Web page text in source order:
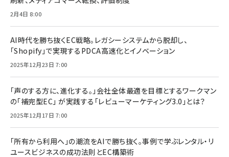
2月4日 8:00
AI時代を勝ち抜くEC戦略。レガシーシステムから脱却し、
「Shopify」で実現するPDCA高速化とイノベーション
2025年12月23日 7:00
「声のする方に、進化する。」会社全体最適を目標とするワークマン
の「補完型EC」 が実践する「レビューマーケティング3.0」とは？
2025年12月17日 7:00
「所有から利用へ」の潮流をAIで勝ち抜く。事例で学ぶレンタル・リ
ユースビジネスの成功法則とEC構築術